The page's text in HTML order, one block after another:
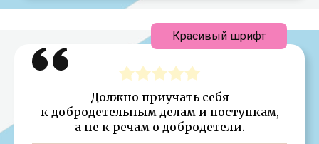
Должно приучать себя
к добродетельным делам и поступкам,
а не к речам о добродетели.
Красивый шрифт